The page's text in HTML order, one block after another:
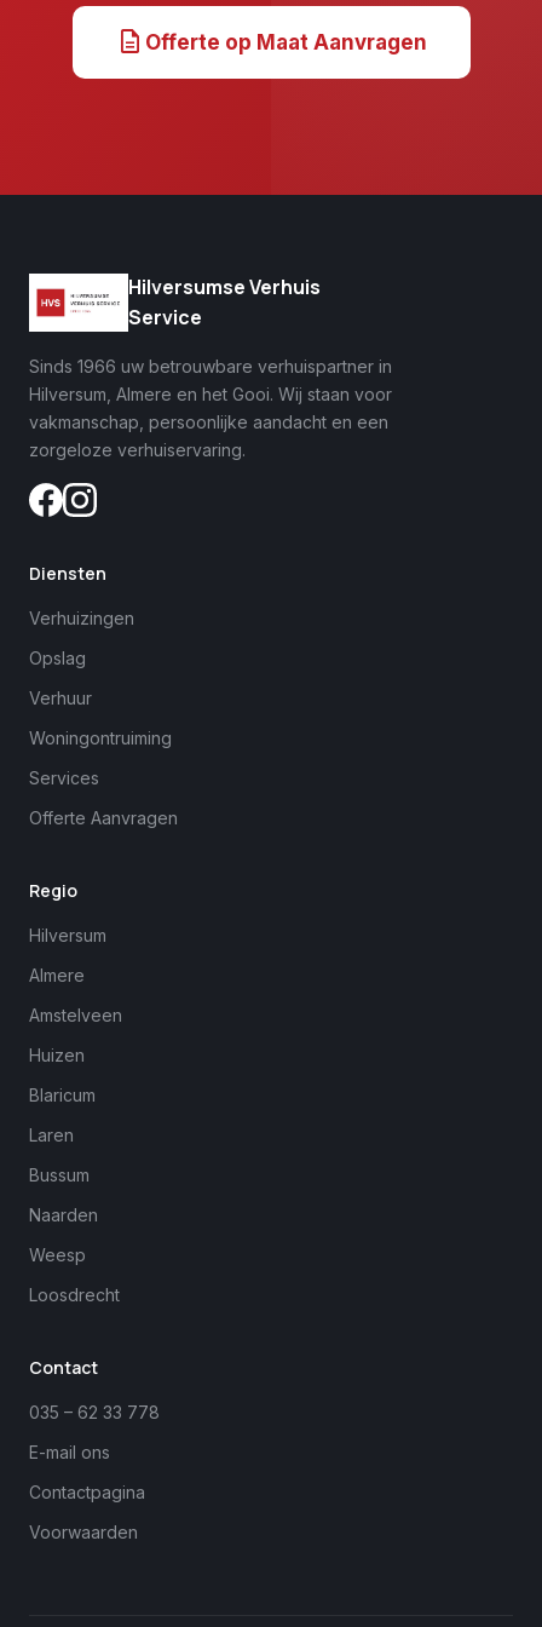
description Offerte op Maat Aanvragen
Hilversumse Verhuis
Service
Sinds 1966 uw betrouwbare verhuispartner in
Hilversum, Almere en het Gooi. Wij staan voor
vakmanschap, persoonlijke aandacht en een
zorgeloze verhuiservaring.
Diensten
Verhuizingen
Opslag
Verhuur
Woningontruiming
Services
Offerte Aanvragen
Regio
Hilversum
Almere
Amstelveen
Huizen
Blaricum
Laren
Bussum
Naarden
Weesp
Loosdrecht
Contact
035 – 62 33 778
E-mail ons
Contactpagina
Voorwaarden
Margreet